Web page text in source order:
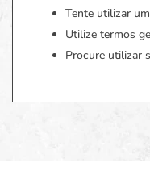
Tente utilizar
Utilize termos
Procure utilizar